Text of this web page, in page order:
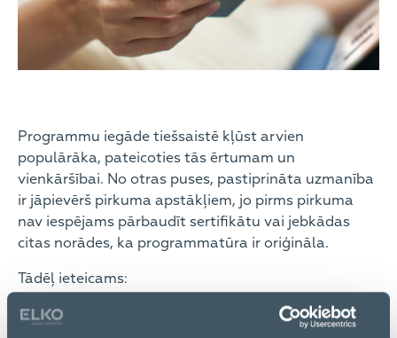
Programmu iegāde tiešsaistē kļūst arvien
populārāka, pateicoties tās ērtumam un
vienkāršībai. No otras puses, pastiprināta uzmanība
ir jāpievērš pirkuma apstākļiem, jo pirms pirkuma
nav iespējams pārbaudīt sertifikātu vai jebkādas
citas norādes, ka programmatūra ir oriģināla.
Tādēļ ieteicams:
izvēlēties pilnvarotu tiešsaistes tirgotāju, kam